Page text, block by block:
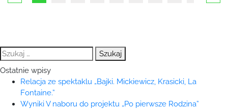
Szukaj:
Ostatnie wpisy
Relacja ze spektaklu „Bajki. Mickiewicz, Krasicki, La
Fontaine.”
Wyniki V naboru do projektu „Po pierwsze Rodzina”